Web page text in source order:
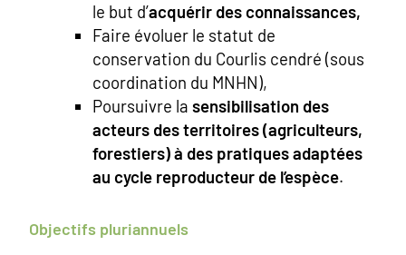
le but d’acquérir des connaissances,
Faire évoluer le statut de
conservation du Courlis cendré (sous
coordination du MNHN),
Poursuivre lasensibilisation des
acteurs des territoires (agriculteurs,
forestiers) à des pratiques adaptées
au cycle reproducteur de l’espèce.
Objectifs pluriannuels